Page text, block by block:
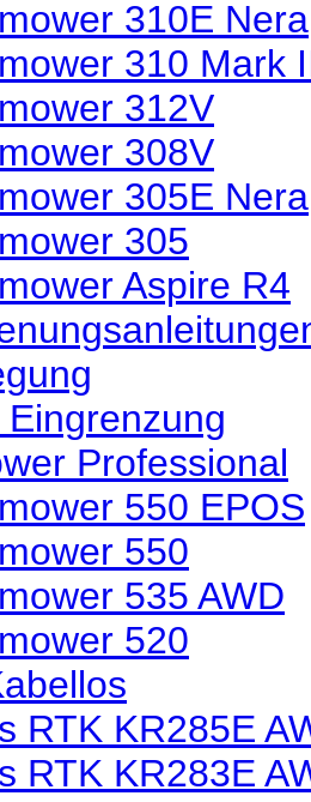
310E Nera
310 Mark
312V
308V
305E Nera
305
Aspire R4
Eingrenzung
Professional
550 EPOS
550
535 AWD
520
RTK KR285E
RTK KR283E